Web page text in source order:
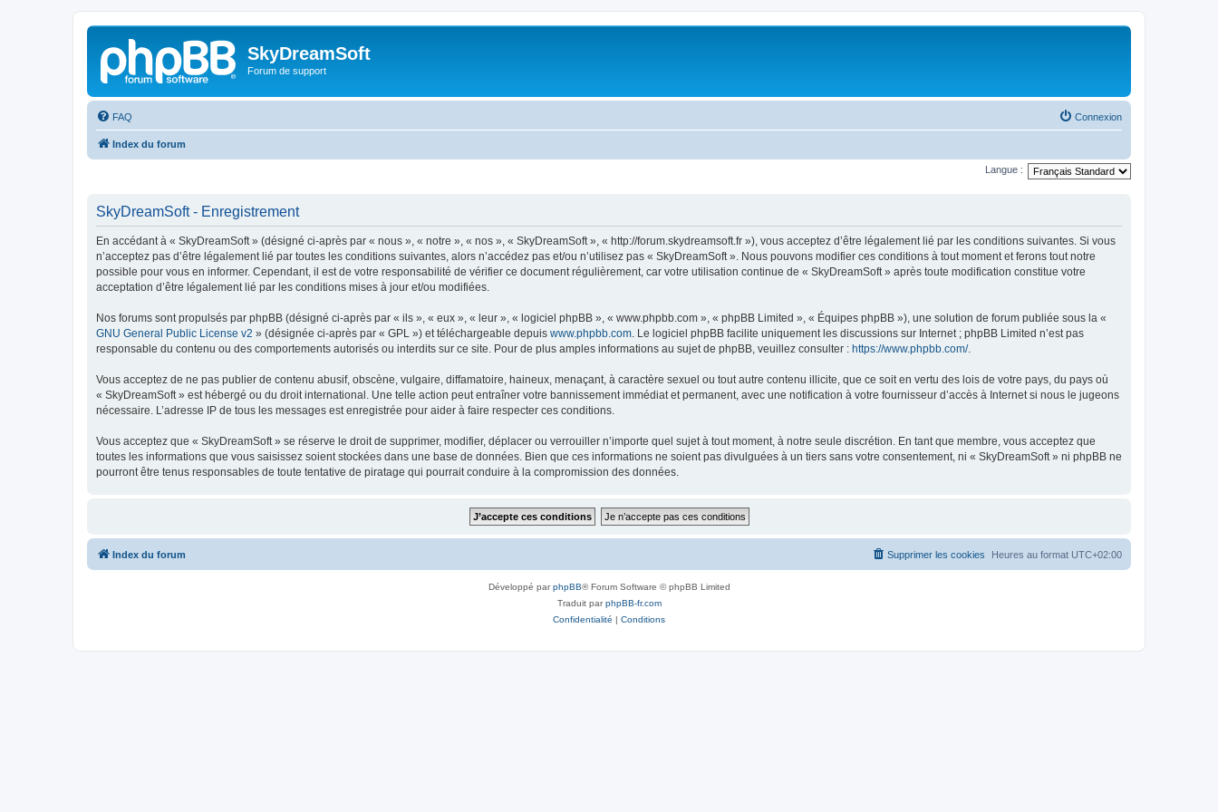
SkyDreamSoft
Forum de support
FAQ Connexion
Index du forum
Langue :
SkyDreamSoft - Enregistrement
En accédant à « SkyDreamSoft » (désigné ci-après par « nous », « notre », « nos », « SkyDreamSoft », « http://forum.skydreamsoft.fr »), vous acceptez d’être légalement lié par les conditions suivantes. Si vous
n’acceptez pas d’être légalement lié par toutes les conditions suivantes, alors n’accédez pas et/ou n’utilisez pas « SkyDreamSoft ». Nous pouvons modifier ces conditions à tout moment et ferons tout notre
possible pour vous en informer. Cependant, il est de votre responsabilité de vérifier ce document régulièrement, car votre utilisation continue de « SkyDreamSoft » après toute modification constitue votre
acceptation d’être légalement lié par les conditions mises à jour et/ou modifiées.
Nos forums sont propulsés par phpBB (désigné ci-après par « ils », « eux », « leur », « logiciel phpBB », « www.phpbb.com », « phpBB Limited », « Équipes phpBB »), une solution de forum publiée sous la «
GNU General Public License v2 » (désignée ci-après par « GPL ») et téléchargeable depuis www.phpbb.com. Le logiciel phpBB facilite uniquement les discussions sur Internet ; phpBB Limited n’est pas
responsable du contenu ou des comportements autorisés ou interdits sur ce site. Pour de plus amples informations au sujet de phpBB, veuillez consulter : https://www.phpbb.com/.
Vous acceptez de ne pas publier de contenu abusif, obscène, vulgaire, diffamatoire, haineux, menaçant, à caractère sexuel ou tout autre contenu illicite, que ce soit en vertu des lois de votre pays, du pays où
« SkyDreamSoft » est hébergé ou du droit international. Une telle action peut entraîner votre bannissement immédiat et permanent, avec une notification à votre fournisseur d’accès à Internet si nous le jugeons
nécessaire. L’adresse IP de tous les messages est enregistrée pour aider à faire respecter ces conditions.
Vous acceptez que « SkyDreamSoft » se réserve le droit de supprimer, modifier, déplacer ou verrouiller n’importe quel sujet à tout moment, à notre seule discrétion. En tant que membre, vous acceptez que
toutes les informations que vous saisissez soient stockées dans une base de données. Bien que ces informations ne soient pas divulguées à un tiers sans votre consentement, ni « SkyDreamSoft » ni phpBB ne
pourront être tenus responsables de toute tentative de piratage qui pourrait conduire à la compromission des données.
Index du forum Heures au format UTC+02:00
Supprimer les cookies
Développé parphpBB® Forum Software © phpBB Limited
Traduit parphpBB-fr.com
Confidentialité | Conditions